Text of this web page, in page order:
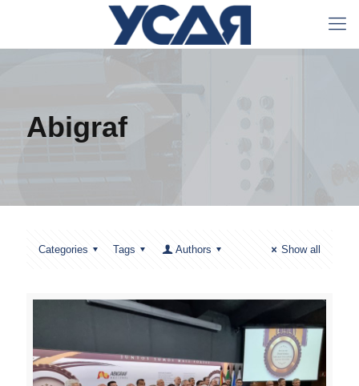
Abigraf
Categories Tags Authors Show all